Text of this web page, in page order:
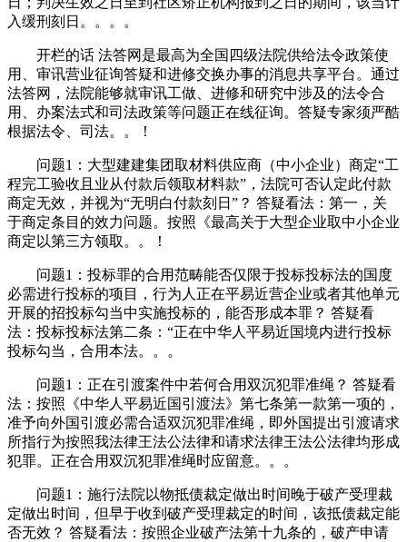
入缓刑刻日。。。。
开栏的话 法答网是最高为全国四级法院供给法令政策使
用、审讯营业征询答疑和进修交换办事的消息共享平台。通过
法答网，法院能够就审讯工做、进修和研究中涉及的法令合
用、办案法式和司法政策等问题正在线征询。答疑专家须严酷
根据法令、司法。。！
问题1：大型建建集团取材料供应商（中小企业）商定“工
程完工验收且业从付款后领取材料款”，法院可否认定此付款
商定无效，并视为“无明白付款刻日”？ 答疑看法：第一，关
于商定条目的效力问题。按照《最高关于大型企业取中小企业
商定以第三方领取。。！
问题1：投标罪的合用范畴能否仅限于投标投标法的国度
必需进行投标的项目，行为人正在平易近营企业或者其他单元
开展的招投标勾当中实施投标的，能否形成本罪？ 答疑看
法：投标投标法第二条：“正在中华人平易近国境内进行投标
投标勾当，合用本法。。。
问题1：正在引渡案件中若何合用双沉犯罪准绳？ 答疑看
法：按照《中华人平易近国引渡法》第七条第一款第一项的，
准予向外国引渡必需合适双沉犯罪准绳，即外国提出引渡请求
所指行为按照我法律王法公法律和请求法律王法公法律均形成
犯罪。正在合用双沉犯罪准绳时应留意。。。
问题1：施行法院以物抵债裁定做出时间晚于破产受理裁
定做出时间，但早于收到破产受理裁定的时间，该抵债裁定能
否无效？ 答疑看法：按照企业破产法第十九条的，破产申请